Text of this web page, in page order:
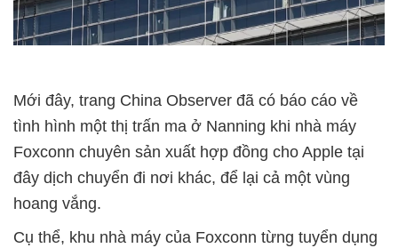
Mới đây, trang China Observer đã có báo cáo về
tình hình một thị trấn ma ở Nanning khi nhà máy
Foxconn chuyên sản xuất hợp đồng cho Apple tại
đây dịch chuyển đi nơi khác, để lại cả một vùng
hoang vắng.
Cụ thể, khu nhà máy của Foxconn từng tuyển dụng